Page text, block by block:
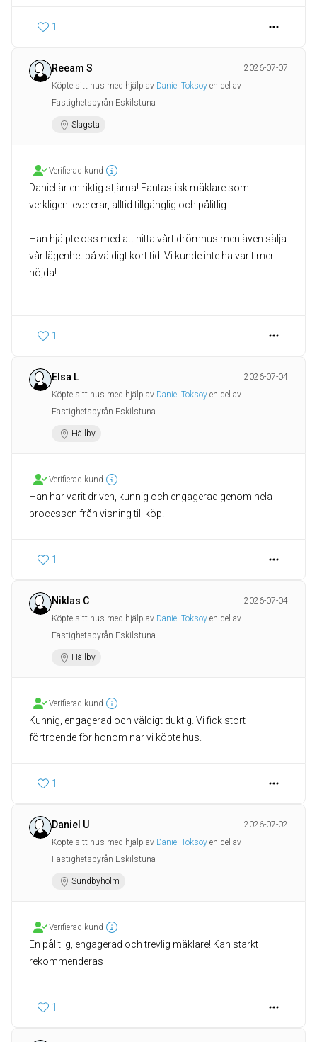
1
Reeam S
2026-07-07
Köpte sitt hus med hjälp av Daniel Toksoy en del av
Fastighetsbyrån Eskilstuna
Slagsta
Verifierad kund
Daniel är en riktig stjärna! Fantastisk mäklare som
verkligen levererar, alltid tillgänglig och pålitlig.
Han hjälpte oss med att hitta vårt drömhus men även sälja
vår lägenhet på väldigt kort tid. Vi kunde inte ha varit mer
nöjda!
1
Elsa L
2026-07-04
Köpte sitt hus med hjälp av Daniel Toksoy en del av
Fastighetsbyrån Eskilstuna
Hällby
Verifierad kund
Han har varit driven, kunnig och engagerad genom hela
processen från visning till köp.
1
Niklas C
2026-07-04
Köpte sitt hus med hjälp av Daniel Toksoy en del av
Fastighetsbyrån Eskilstuna
Hällby
Verifierad kund
Kunnig, engagerad och väldigt duktig. Vi fick stort
förtroende för honom när vi köpte hus.
1
Daniel U
2026-07-02
Köpte sitt hus med hjälp av Daniel Toksoy en del av
Fastighetsbyrån Eskilstuna
Sundbyholm
Verifierad kund
En pålitlig, engagerad och trevlig mäklare! Kan starkt
rekommenderas
1